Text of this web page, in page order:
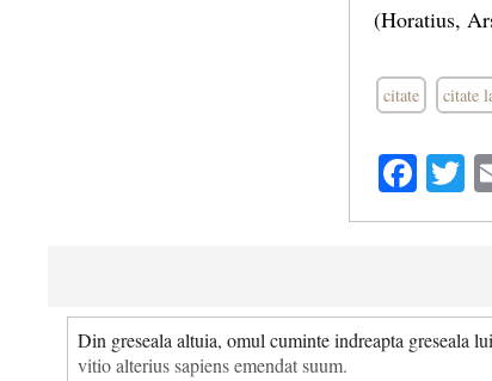
(Horatius,
citate citate
Din greseala altuia, omul cuminte indreapta greseala
vitio alterius sapiens emendat suum.